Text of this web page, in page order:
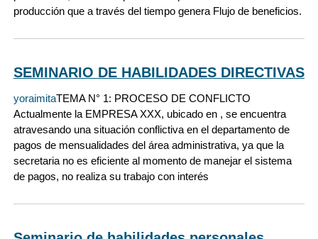
producción que a través del tiempo genera Flujo de beneficios.
SEMINARIO DE HABILIDADES DIRECTIVAS
yoraimitaTEMA N° 1: PROCESO DE CONFLICTO
Actualmente la EMPRESA XXX, ubicado en , se encuentra
atravesando una situación conflictiva en el departamento de
pagos de mensualidades del área administrativa, ya que la
secretaria no es eficiente al momento de manejar el sistema
de pagos, no realiza su trabajo con interés